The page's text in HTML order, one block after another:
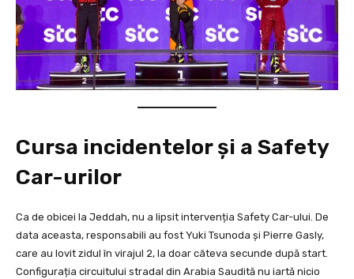
Cursa incidentelor și a Safety
Car-urilor
Ca de obicei la Jeddah, nu a lipsit intervenția Safety Car-ului. De
data aceasta, responsabili au fost Yuki Tsunoda și Pierre Gasly,
care au lovit zidul în virajul 2, la doar câteva secunde după start.
Configurația circuitului stradal din Arabia Saudită nu iartă nicio